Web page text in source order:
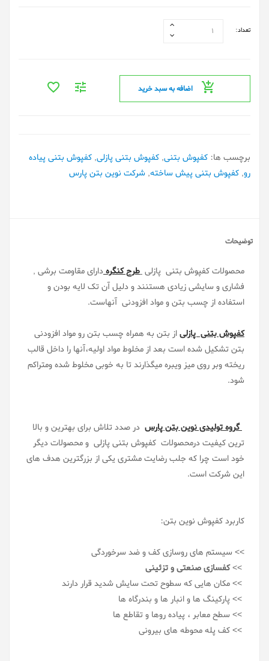
تعداد:
اضافه به سبد خرید
برچسب ها: کفپوش بتنی, کفپوش بتنی پازلی, کفپوش بتنی پیاده
رو, کفپوش بتنی پیش ساخته, شرکت نوین بتن پارس
توضیحات
محصولات کفپوش بتنی پازلی طرح کنگرهدارای مقاومت برشی ,
فشاری و سایشی زیادی هستنند و دلیل آن تک لایه بودن و
استفاده از چسب بتن و مواد افزودنی آنهاست.
کفپوش بتنی پازلیاز بتن به همراه چسب بتن رو مواد افزودنی
بتن تشکیل شده است بعد از مخلوط مواد اولیه،آنها را داخل قالب
ریخته وبر روی میز ویبره میگذارند تا به خوبی مخلوط شده ومتراکم
شود.
گروه تولیدی نوین بتن پارس در صدد تلاش برای بهترین و بالا
ترین کیفیت درمحصولات کفپوش بتنی پازلی و محصولات دیگر
خود است چرا که جلب رضایت مشتری یکی از بزرگترین هدف های
این شرکت است.
کاربرد کفپوش نوین بتن:
>> سیستم های روسازی کف و ضد سرخوردگی
>>کفسازی صنعتی و تزئینی
>> مکان هایی که سطوح تحت سایش شدید قرار دارند
>> پارکینگ ها و انبار ها و بندرگاه ها
>> سطح معابر ، پیاده روها و تقاطع ها
>> کف پله محوطه های بیرونی